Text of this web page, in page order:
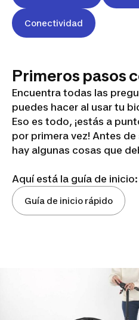
Conectividad
Primeros pasos
Encuentra todas las
puedes hacer al usar tu
Eso es todo, ¡estás a
por primera vez! Antes
hay algunas cosas que
Aquí está la guía de inicio:
Guía de inicio rápido